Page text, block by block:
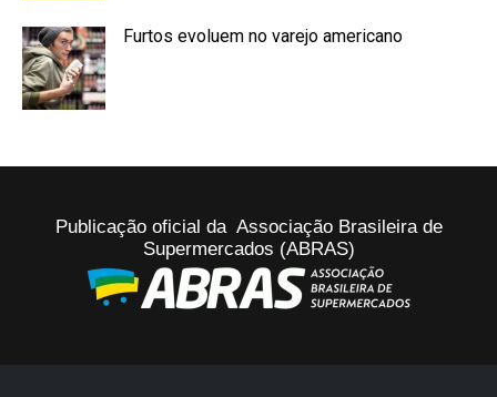
Furtos evoluem no varejo americano
Publicação oficial da Associação Brasileira de
Supermercados (ABRAS)